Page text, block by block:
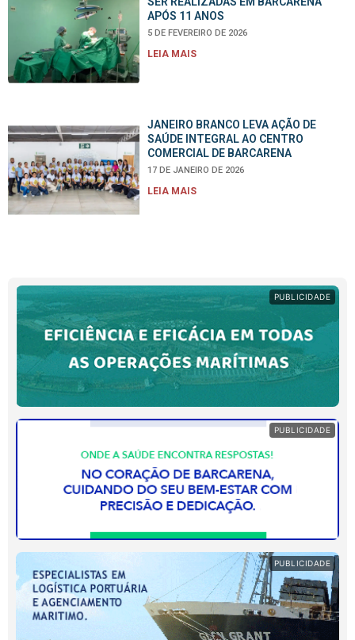
APÓS 11 ANOS
5 DE FEVEREIRO DE 2026
LEIA MAIS
JANEIRO BRANCO LEVA AÇÃO DE
SAÚDE INTEGRAL AO CENTRO
COMERCIAL DE BARCARENA
17 DE JANEIRO DE 2026
LEIA MAIS
PUBLICIDADE
PUBLICIDADE
PUBLICIDADE